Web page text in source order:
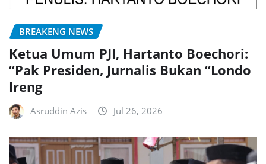
BREAKENG NEWS
Ketua Umum PJI, Hartanto Boechori:
“Pak Presiden, Jurnalis Bukan “Londo
Ireng
Asruddin Azis Jul 26, 2026